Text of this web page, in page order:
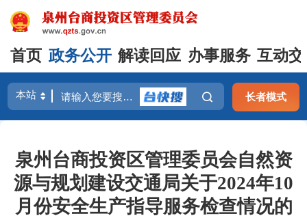
首页 政务公开 解读回应 办事服务 互动
长者模式
泉州台商投资区管理委员会自然资
源与规划建设交通局关于2024年10
月份安全生产指导服务检查情况的